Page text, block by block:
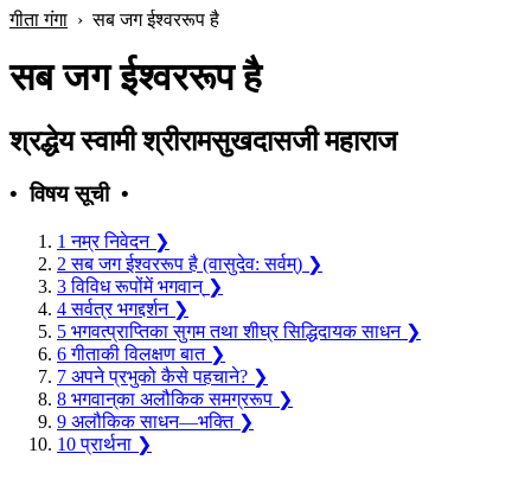
गीता गंगा ›सब जग ईश्वररूप है
सब जग ईश्वररूप है
श्रद्धेय स्वामी श्रीरामसुखदासजी महाराज
• विषय सूची •
1 नम्र निवेदन ❯
2 सब जग ईश्वररूप है (वासुदेव: सर्वम्) ❯
3 विविध रूपोंमें भगवान् ❯
4 सर्वत्र भगद्दर्शन ❯
5 भगवत्प्राप्तिका सुगम तथा शीघ्र सिद्धिदायक साधन ❯
6 गीताकी विलक्षण बात ❯
7 अपने प्रभुको कैसे पहचाने? ❯
8 भगवान‍्का अलौकिक समग्ररूप ❯
9 अलौकिक साधन—भक्ति ❯
10 प्रार्थना ❯